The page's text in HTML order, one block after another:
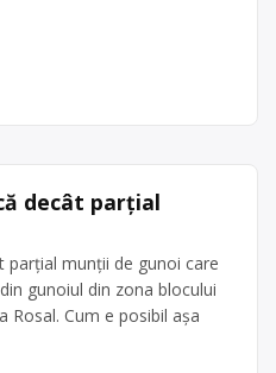
decât parțial
munții de gunoi care
gunoiul din zona blocului
Rosal. Cum e posibil așa